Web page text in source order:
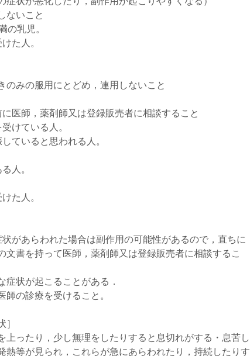
ないこと
の乳児。
た人。
のみの服用にとどめ，連用しないこと
医師，薬剤師又は登録販売者に相談すること
けている人。
ていると思われる人。
人。
た人。
があらわれた場合は副作用の可能性があるので，直ちに
文書を持って医師，薬剤師又は登録販売者に相談するこ
症状が起こることがある．
師の診療を受けること。
］
上ったり，少し無理をしたりすると息切れがする・息苦し
熱等が見られ，これらが急にあらわれたり，持続したりす